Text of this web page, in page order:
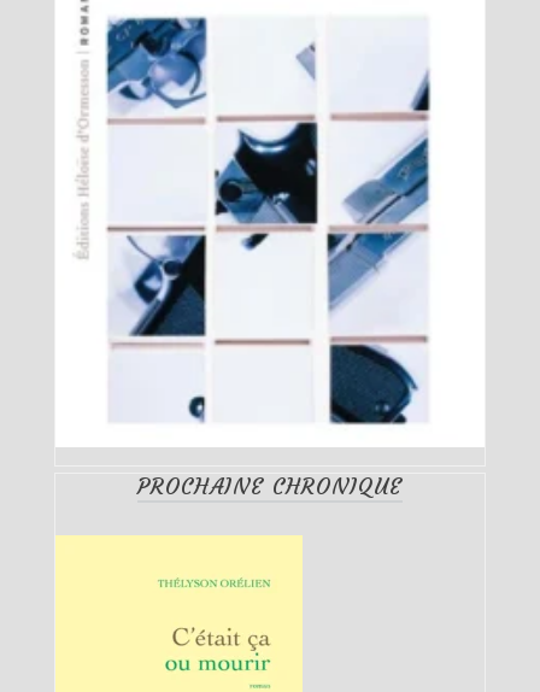
PROCHAINE CHRONIQUE